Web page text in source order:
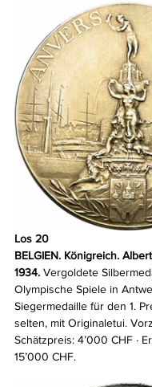
Los 20
BELGIEN. Königreich.
1934. Vergoldete
Olympische Spiele in
Siegermedaille für den 1.
selten, mit Originaletui.
Schätzpreis: 4’000 CHF ·
15’000 CHF.